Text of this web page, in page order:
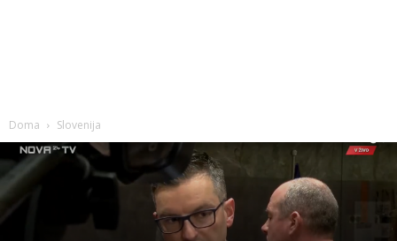
Doma Slovenija